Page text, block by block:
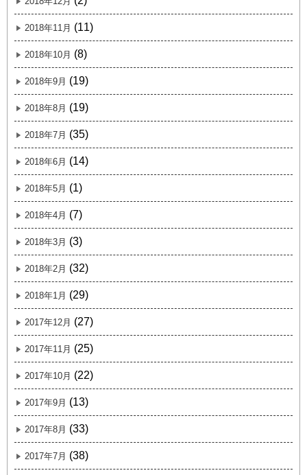
2018年11月 (11)
2018年10月 (8)
2018年9月 (19)
2018年8月 (19)
2018年7月 (35)
2018年6月 (14)
2018年5月 (1)
2018年4月 (7)
2018年3月 (3)
2018年2月 (32)
2018年1月 (29)
2017年12月 (27)
2017年11月 (25)
2017年10月 (22)
2017年9月 (13)
2017年8月 (33)
2017年7月 (38)